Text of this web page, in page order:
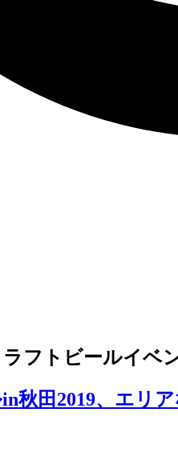
ラフトビールイベ
秋田2019、エリ